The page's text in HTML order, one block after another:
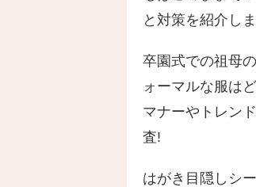
と対策を紹介し
卒園式での祖母
ォーマルな服は
マナーやトレン
査!
はがき目隠しシ